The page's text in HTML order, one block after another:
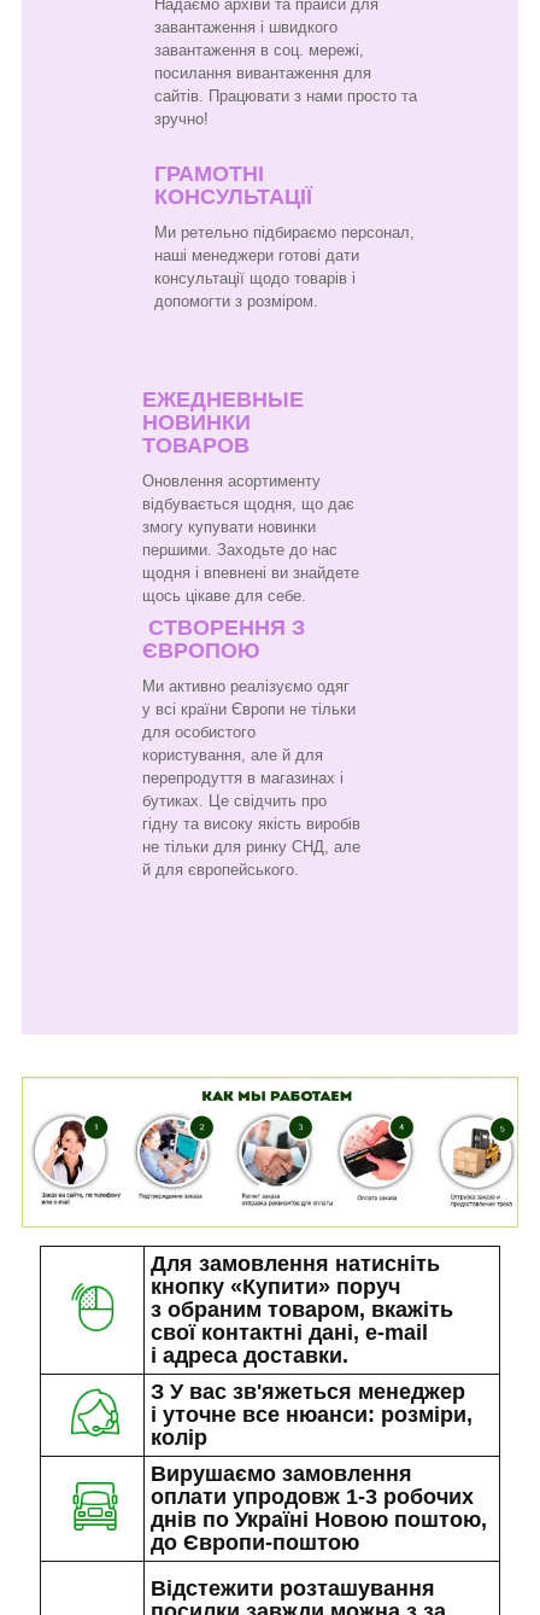
Надаємо архіви та прайси для
завантаження і швидкого
завантаження в соц. мережі,
посилання вивантаження для
сайтів. Працювати з нами просто та
зручно!
ГРАМОТНІ
КОНСУЛЬТАЦІЇ
Ми ретельно підбираємо персонал,
наші менеджери готові дати
консультації щодо товарів і
допомогти з розміром.
ЕЖЕДНЕВНЫЕ
НОВИНКИ
ТОВАРОВ
Оновлення асортименту
відбувається щодня, що дає
змогу купувати новинки
першими. Заходьте до нас
щодня і впевнені ви знайдете
щось цікаве для себе.
СТВОРЕННЯ З
ЄВРОПОЮ
Ми активно реалізуємо одяг
у всі країни Європи не тільки
для особистого
користування, але й для
перепродуття в магазинах і
бутиках. Це свідчить про
гідну та високу якість виробів
не тільки для ринку СНД, але
й для європейського.
Для замовлення натисніть
кнопку «Купити» поруч
з обраним товаром, вкажіть
свої контактні дані, e-mail
і адреса доставки.
З У вас зв'яжеться менеджер
і уточне все нюанси: розміри,
колір
Вирушаємо замовлення
оплати упродовж 1-3 робочих
днів по Україні Новою поштою,
до Європи-поштою
Відстежити розташування